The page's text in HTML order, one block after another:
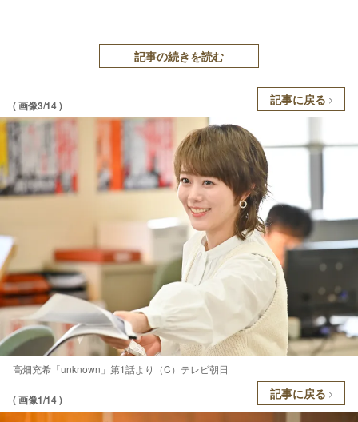
記事の続きを読む
( 画像3/14 ) 記事に戻る
高畑充希「unknown」第1話より（C）テレビ朝日
( 画像1/14 ) 記事に戻る